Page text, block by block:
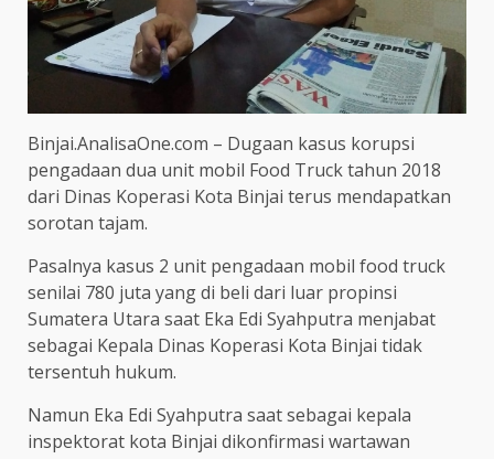
Binjai.AnalisaOne.com – Dugaan kasus korupsi
pengadaan dua unit mobil Food Truck tahun 2018
dari Dinas Koperasi Kota Binjai terus mendapatkan
sorotan tajam.
Pasalnya kasus 2 unit pengadaan mobil food truck
senilai 780 juta yang di beli dari luar propinsi
Sumatera Utara saat Eka Edi Syahputra menjabat
sebagai Kepala Dinas Koperasi Kota Binjai tidak
tersentuh hukum.
Namun Eka Edi Syahputra saat sebagai kepala
inspektorat kota Binjai dikonfirmasi wartawan